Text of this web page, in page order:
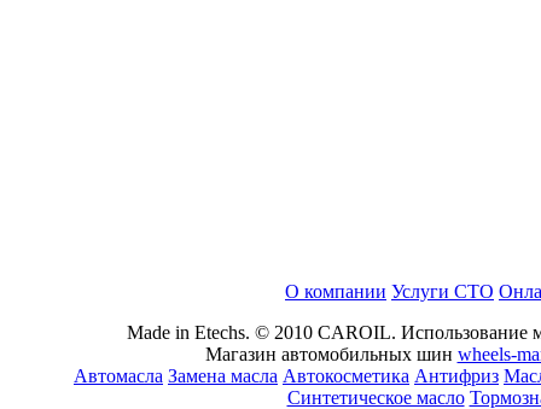
О компании Услуги СТО
Made in Etechs. © 2010 CAROIL. Использование
Магазин автомобильных шин wheels-
Автомасла Замена масла Автокосметика Антифриз
Синтетическое масло